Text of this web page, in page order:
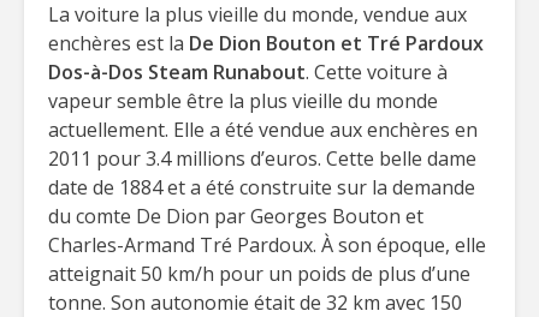
La voiture la plus vieille du monde, vendue aux
enchères est la De Dion Bouton et Tré Pardoux
Dos-à-Dos Steam Runabout. Cette voiture à
vapeur semble être la plus vieille du monde
actuellement. Elle a été vendue aux enchères en
2011 pour 3.4 millions d’euros. Cette belle dame
date de 1884 et a été construite sur la demande
du comte De Dion par Georges Bouton et
Charles-Armand Tré Pardoux. À son époque, elle
atteignait 50 km/h pour un poids de plus d’une
tonne. Son autonomie était de 32 km avec 150